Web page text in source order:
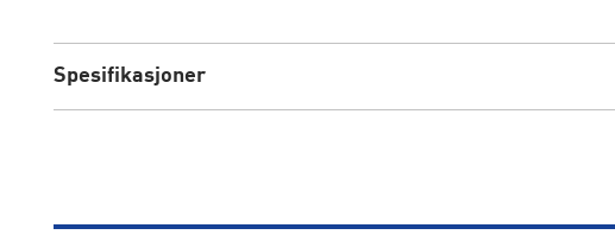
Spesifikasjoner